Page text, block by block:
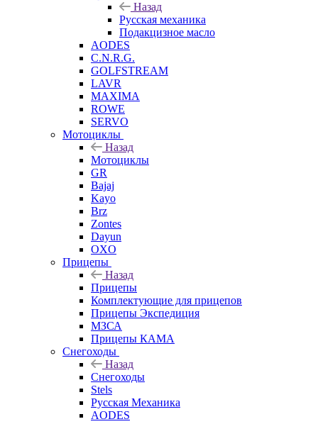
Назад
Русская механика
Подакцизное масло
AODES
C.N.R.G.
GOLFSTREAM
LAVR
MAXIMA
ROWE
SERVO
Мотоциклы
Назад
Мотоциклы
GR
Bajaj
Kayo
Brz
Zontes
Dayun
OXO
Прицепы
Назад
Прицепы
Комплектующие для прицепов
Прицепы Экспедиция
МЗСА
Прицепы КАМА
Снегоходы
Назад
Снегоходы
Stels
Русская Механика
AODES